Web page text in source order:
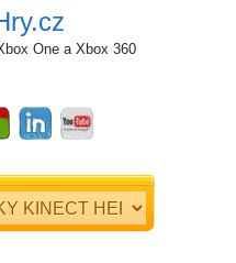
One a Xbox 360